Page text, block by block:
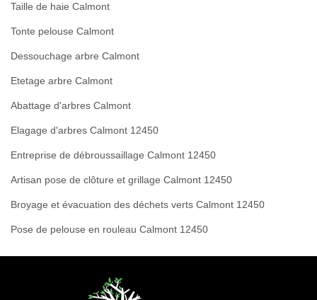
Taille de haie Calmont
Tonte pelouse Calmont
Dessouchage arbre Calmont
Etetage arbre Calmont
Abattage d'arbres Calmont
Elagage d'arbres Calmont 12450
Entreprise de débroussaillage Calmont 12450
Artisan pose de clôture et grillage Calmont 12450
Broyage et évacuation des déchets verts Calmont 12450
Pose de pelouse en rouleau Calmont 12450